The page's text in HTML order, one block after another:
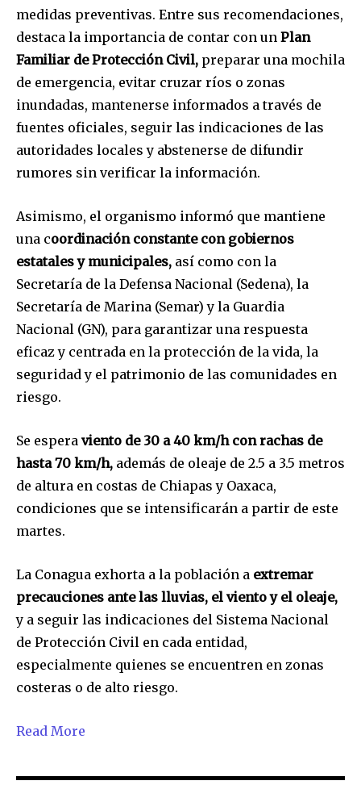
Seguidores Seguidores Seguidores
medidas preventivas. Entre sus recomendaciones,
destaca la importancia de contar con un Plan
Familiar de Protección Civil, preparar una mochila
de emergencia, evitar cruzar ríos o zonas
inundadas, mantenerse informados a través de
fuentes oficiales, seguir las indicaciones de las
autoridades locales y abstenerse de difundir
rumores sin verificar la información.
Asimismo, el organismo informó que mantiene
una coordinación constante con gobiernos
estatales y municipales, así como con la
Secretaría de la Defensa Nacional (Sedena), la
Secretaría de Marina (Semar) y la Guardia
Nacional (GN), para garantizar una respuesta
eficaz y centrada en la protección de la vida, la
seguridad y el patrimonio de las comunidades en
riesgo.
Se espera viento de 30 a 40 km/h con rachas de
hasta 70 km/h, además de oleaje de 2.5 a 3.5 metros
de altura en costas de Chiapas y Oaxaca,
condiciones que se intensificarán a partir de este
martes.
La Conagua exhorta a la población a extremar
precauciones ante las lluvias, el viento y el oleaje,
y a seguir las indicaciones del Sistema Nacional
de Protección Civil en cada entidad,
especialmente quienes se encuentren en zonas
costeras o de alto riesgo.
Read More